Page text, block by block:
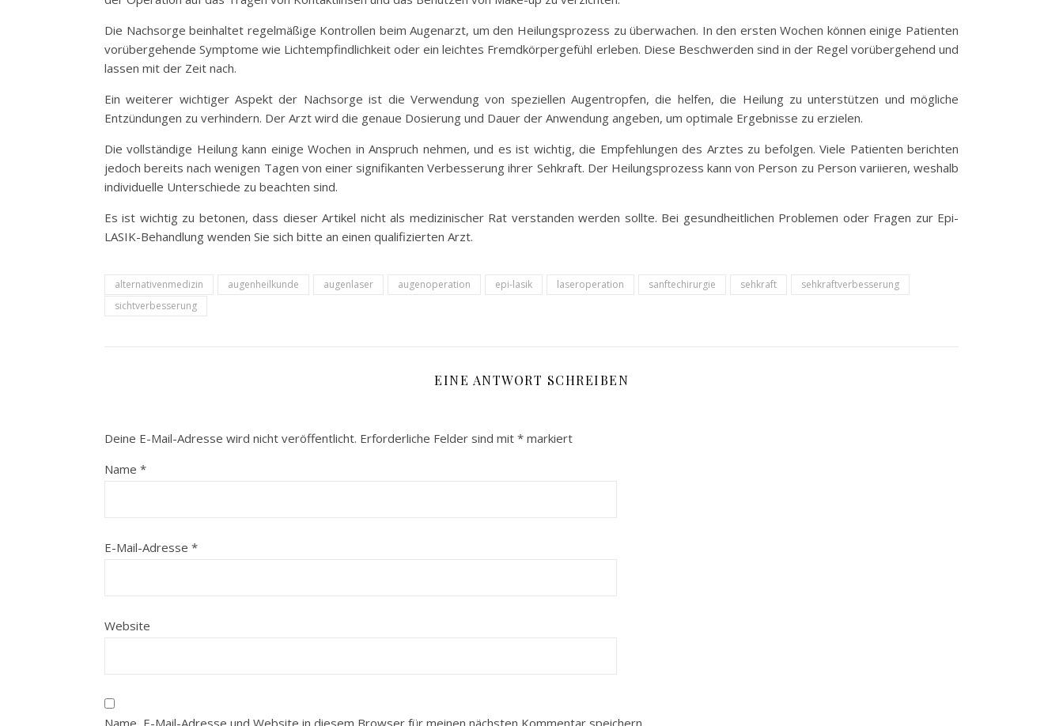
Die Nachsorge beinhaltet regelmäßige Kontrollen beim Augenarzt, um den Heilungsprozess zu überwachen. In den ersten Wochen können einige Patienten
vorübergehende Symptome wie Lichtempfindlichkeit oder ein leichtes Fremdkörpergefühl erleben. Diese Beschwerden sind in der Regel vorübergehend und
lassen mit der Zeit nach.
Ein weiterer wichtiger Aspekt der Nachsorge ist die Verwendung von speziellen Augentropfen, die helfen, die Heilung zu unterstützen und mögliche
Entzündungen zu verhindern. Der Arzt wird die genaue Dosierung und Dauer der Anwendung angeben, um optimale Ergebnisse zu erzielen.
Die vollständige Heilung kann einige Wochen in Anspruch nehmen, und es ist wichtig, die Empfehlungen des Arztes zu befolgen. Viele Patienten berichten
jedoch bereits nach wenigen Tagen von einer signifikanten Verbesserung ihrer Sehkraft. Der Heilungsprozess kann von Person zu Person variieren, weshalb
individuelle Unterschiede zu beachten sind.
Es ist wichtig zu betonen, dass dieser Artikel nicht als medizinischer Rat verstanden werden sollte. Bei gesundheitlichen Problemen oder Fragen zur Epi-
LASIK-Behandlung wenden Sie sich bitte an einen qualifizierten Arzt.
alternativenmedizin augenheilkunde augenlaser augenoperation epi-lasik laseroperation sanftechirurgie sehkraft
sehkraftverbesserung
sichtverbesserung
EINE ANTWORT SCHREIBEN
Deine E-Mail-Adresse wird nicht veröffentlicht. Erforderliche Felder sind mit * markiert
Name *
E-Mail-Adresse *
Website